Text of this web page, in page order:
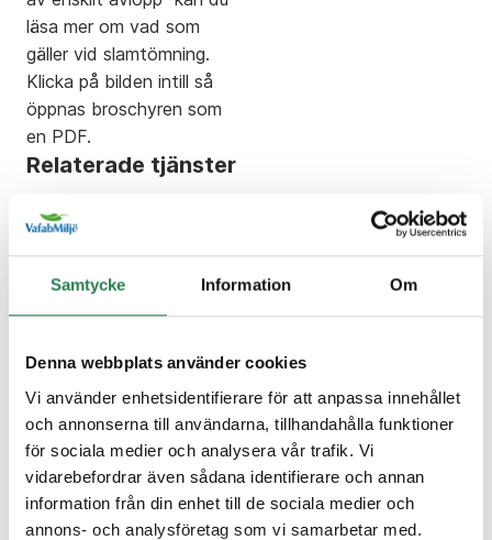
Samtycke Information Om
Denna webbplats använder cookies
Vi använder enhetsidentifierare för att anpassa innehållet
och annonserna till användarna, tillhandahålla funktioner
för sociala medier och analysera vår trafik. Vi
vidarebefordrar även sådana identifierare och annan
information från din enhet till de sociala medier och
annons- och analysföretag som vi samarbetar med.
läsa mer om vad som
gäller vid slamtömning.
Klicka på bilden intill så
öppnas broschyren som
en PDF.
Relaterade tjänster
Beställ extra tömning ->
Slamtömning ->
Dokument
Hittade inga dokument
Vanliga frågor